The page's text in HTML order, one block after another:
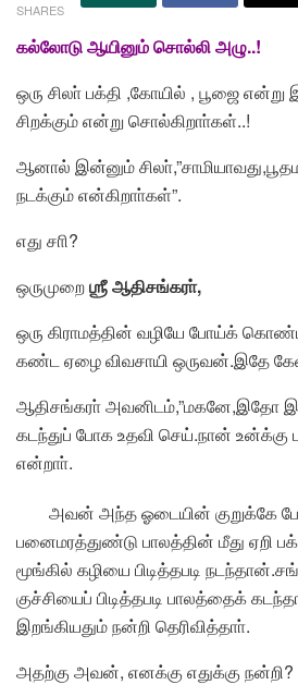
SHARES
கல்லோடு ஆயினும் சொல்லி அழு..!
ஒரு சிலா் பக்தி ,கோயில் , பூஜை
சிறக்கும் என்று சொல்கிறாா்கள்..!
ஆனால் இன்னும்
நடக்கும் என்கிறாா்கள்”.
எது சாி?
ஒருமுறைஶ்ரீ ஆதிசங்கரா்,
ஒரு கிராமத்தின் வழியே போய்க்
கண்ட ஏழை விவசாயி ஒருவன்.இதே
ஆதிசங்கரா் அவனிடம்,”மகனே,இதோ
கடந்துப் போக உதவி செய்.நான் உன்க்கு
என்றாா்.
அவன் அந்த ஓடையின் குறுக்கே
பனைமரத்துண்டு பாலத்தின் மீது ஏறி
மூங்கில் கழியை பிடித்தபடி
குச்சியைப் பிடித்தபடி பாலத்தைக்
இறங்கியதும் நன்றி தெரிவித்தாா்.
அதற்கு அவன், எனக்கு எதுக்கு நன்றி?